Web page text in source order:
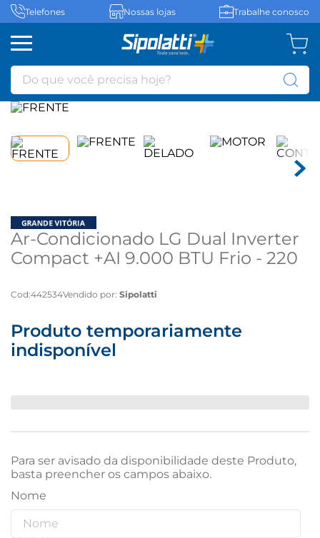
Telefones Nossas lojas Trabalhe conosco
Do que você precisa hoje?
Ar-Condicionado LG Dual Inverter
Compact +AI 9.000 BTU Frio - 220
Cod:442534Vendido por: Sipolatti
Produto temporariamente
indisponível
Para ser avisado da disponibilidade deste Produto,
basta preencher os campos abaixo.